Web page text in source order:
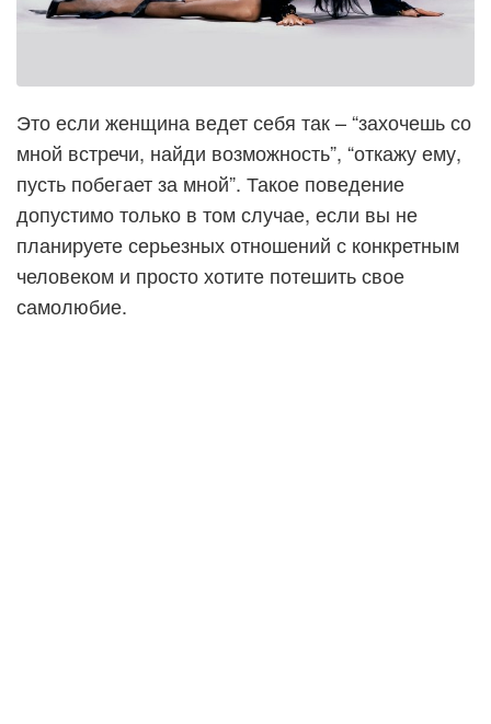
Это если женщина ведет себя так – “захочешь со
мной встречи, найди возможность”, “откажу ему,
пусть побегает за мной”. Такое поведение
допустимо только в том случае, если вы не
планируете серьезных отношений с конкретным
человеком и просто хотите потешить свое
самолюбие.